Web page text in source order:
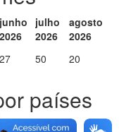
junho
2026
julho
2026
agosto
2026
27 50 20
países